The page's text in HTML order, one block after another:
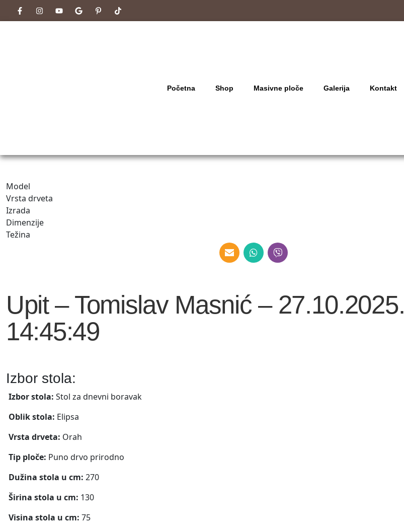
Početna Shop Masivne ploče Galerija Kontakt
Model
Vrsta drveta
Izrada
Dimenzije
Težina
Upit – Tomislav Masnić – 27.10.2025.
14:45:49
Izbor stola:
Izbor stola: Stol za dnevni boravak
Oblik stola: Elipsa
Vrsta drveta: Orah
Tip ploče: Puno drvo prirodno
Dužina stola u cm: 270
Širina stola u cm: 130
Visina stola u cm: 75